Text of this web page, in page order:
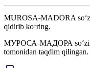
MUROSA-MADORA
qidirib ko‘ring.
МУРОСА-МАДОРА
tomonidan taqdim qilingan.